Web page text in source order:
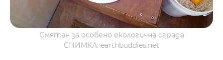
Смятан за особено екологична сграда
СНИМКА: earthbuddies.net